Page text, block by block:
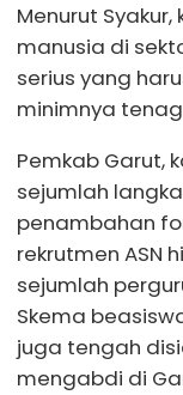
Menurut
manusia di
serius yang
minimnya
Pemkab Garut,
sejumlah
penambahan
rekrutmen ASN
sejumlah
Skema
juga tengah
mengabdi di